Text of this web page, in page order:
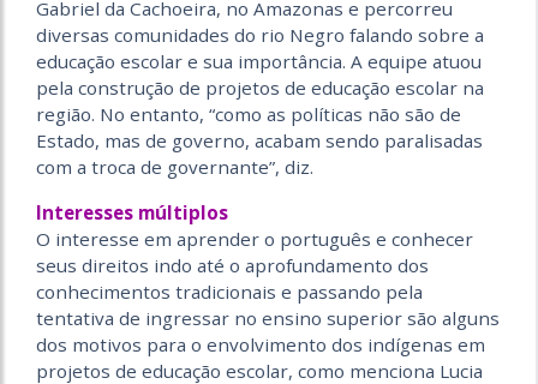
Gabriel da Cachoeira, no Amazonas e percorreu
diversas comunidades do rio Negro falando sobre a
educação escolar e sua importância. A equipe atuou
pela construção de projetos de educação escolar na
região. No entanto, “como as políticas não são de
Estado, mas de governo, acabam sendo paralisadas
com a troca de governante”, diz.
Interesses múltiplos
O interesse em aprender o português e conhecer
seus direitos indo até o aprofundamento dos
conhecimentos tradicionais e passando pela
tentativa de ingressar no ensino superior são alguns
dos motivos para o envolvimento dos indígenas em
projetos de educação escolar, como menciona Lucia